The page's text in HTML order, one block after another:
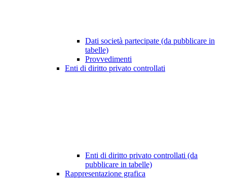
Dati società partecipate (da pubblicare in
tabelle)
Provvedimenti
Enti di diritto privato controllati
Enti di diritto privato controllati (da
pubblicare in tabelle)
Rappresentazione grafica